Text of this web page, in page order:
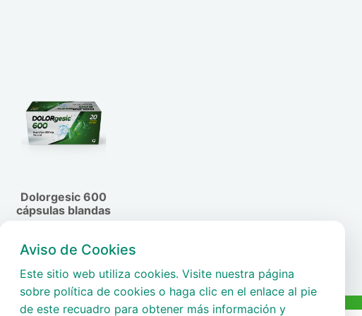
Dolorgesic 600
cápsulas blandas
Aviso de Cookies
Este sitio web utiliza cookies. Visite nuestra página
sobre política de cookies o haga clic en el enlace al pie
de este recuadro para obtener más información y